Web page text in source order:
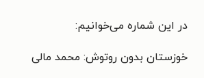
در این شماره می‌خوانیم:
خوزستان بدون روتوش: محمد مالی